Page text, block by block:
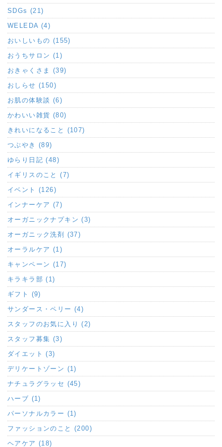
SDGs (21)
WELEDA (4)
おいしいもの (155)
おうちサロン (1)
おきゃくさま (39)
おしらせ (150)
お肌の体験談 (6)
かわいい雑貨 (80)
きれいになること (107)
つぶやき (89)
ゆらり日記 (48)
イギリスのこと (7)
イベント (126)
インナーケア (7)
オーガニックナプキン (3)
オーガニック洗剤 (37)
オーラルケア (1)
キャンペーン (17)
キラキラ部 (1)
ギフト (9)
サンダース・ペリー (4)
スタッフのお気に入り (2)
スタッフ募集 (3)
ダイエット (3)
デリケートゾーン (1)
ナチュラグラッセ (45)
ハーブ (1)
パーソナルカラー (1)
ファッションのこと (200)
ヘアケア (18)